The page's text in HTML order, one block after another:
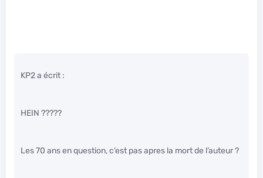
KP2 a écrit :
HEIN ?????
Les 70 ans en question, c’est pas apres la mort de l’auteur ?